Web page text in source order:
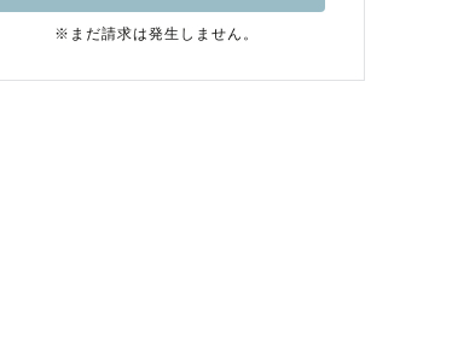
※まだ請求は発生しません。